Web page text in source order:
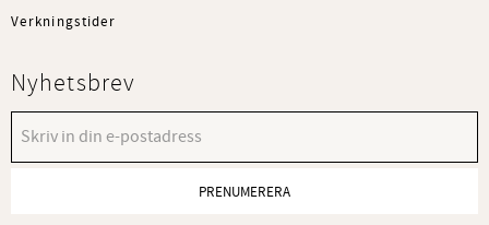
Verkningstider
Nyhetsbrev
PRENUMERERA